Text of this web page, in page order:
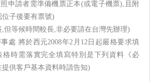
申請者需準備機票正本(或電子機票),且附
子後要有票號)
但等候時間較長,非必要請在台灣先辦理)
處 將於西元2008年2月12日起嚴格要求填
格時需落實完全填寫特別是下列資料《必
供客戶基本資料時請告知)